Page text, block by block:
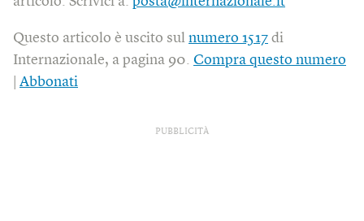
Questo articolo è uscito sul numero 1517 di
Internazionale, a pagina 90. Compra questo numero
Abbonati
PUBBLICITÀ